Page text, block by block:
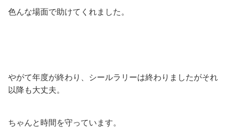
色んな場面で助けてくれました。
やがて年度が終わり、シールラリーは終わりましたがそれ
以降も大丈夫。
ちゃんと時間を守っています。